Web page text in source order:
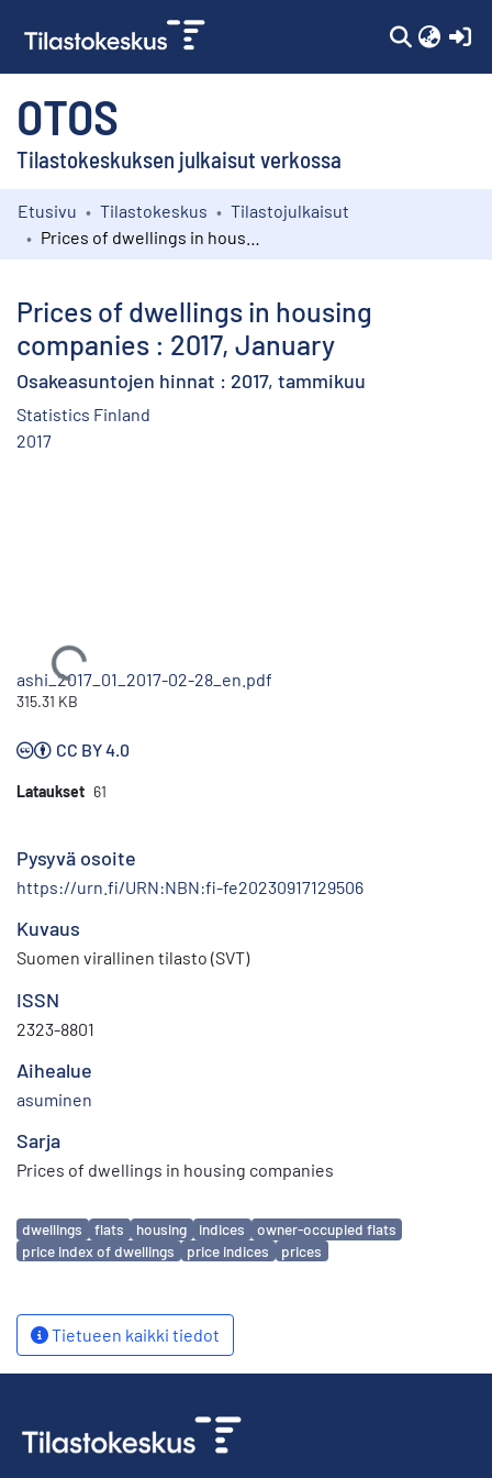
OTOS
Tilastokeskuksen julkaisut verkossa
Kokoelmat
Etusivu Tilastokeskus
Tilastojulkaisut
Prices of dwellings in housing
companies : 2017, January
Osakeasuntojen hinnat : 2017, tammikuu
Statistics Finland
2017
Ladataan...
ashi_2017_01_2017-02-28_en.pdf
315.31 KB
CC BY 4.0
Lataukset 61
Pysyvä osoite
https://urn.fi/URN:NBN:fi-fe20230917129506
Kuvaus
Suomen virallinen tilasto (SVT)
ISSN
2323-8801
Aihealue
asuminen
Sarja
Prices of dwellings in housing companies
Avainsanat
dwellings flats housing indices
owner-occupied flats
price index of dwellings
price indices prices
Tietueen kaikki tiedot